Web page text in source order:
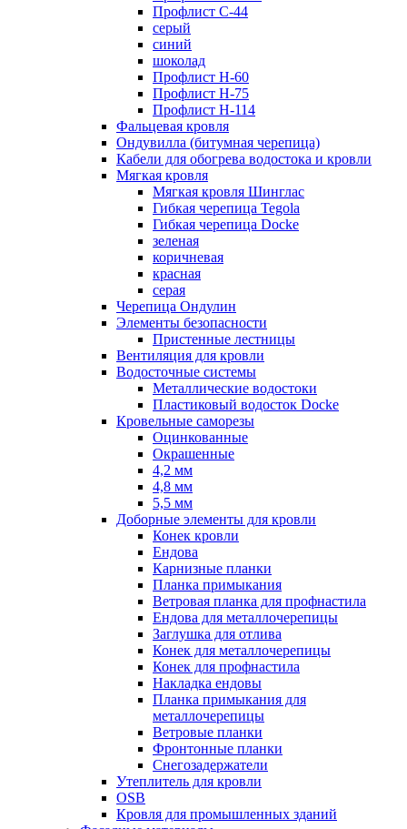
Профлист С-44
серый
синий
шоколад
Профлист Н-60
Профлист Н-75
Профлист H-114
Фальцевая кровля
Ондувилла (битумная черепица)
Кабели для обогрева водостока и кровли
Мягкая кровля
Мягкая кровля Шинглас
Гибкая черепица Tegola
Гибкая черепица Docke
зеленая
коричневая
красная
серая
Черепица Ондулин
Элементы безопасности
Пристенные лестницы
Вентиляция для кровли
Водосточные системы
Металлические водостоки
Пластиковый водосток Docke
Кровельные саморезы
Оцинкованные
Окрашенные
4,2 мм
4,8 мм
5,5 мм
Доборные элементы для кровли
Конек кровли
Ендова
Карнизные планки
Планка примыкания
Ветровая планка для профнастила
Ендова для металлочерепицы
Заглушка для отлива
Конек для металлочерепицы
Конек для профнастила
Накладка ендовы
Планка примыкания для
металлочерепицы
Ветровые планки
Фронтонные планки
Снегозадержатели
Утеплитель для кровли
OSB
Кровля для промышленных зданий